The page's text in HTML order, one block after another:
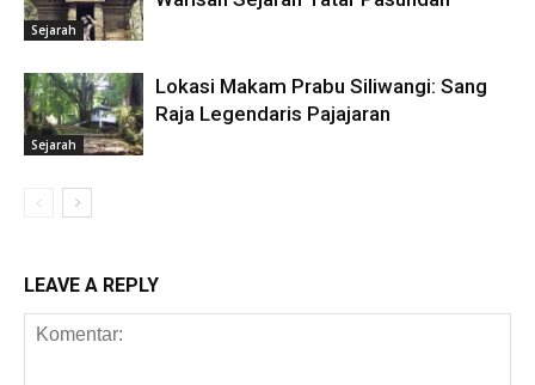
Sejarah
Sejarah
Lokasi Makam Prabu Siliwangi: Sang
Raja Legendaris Pajajaran
LEAVE A REPLY